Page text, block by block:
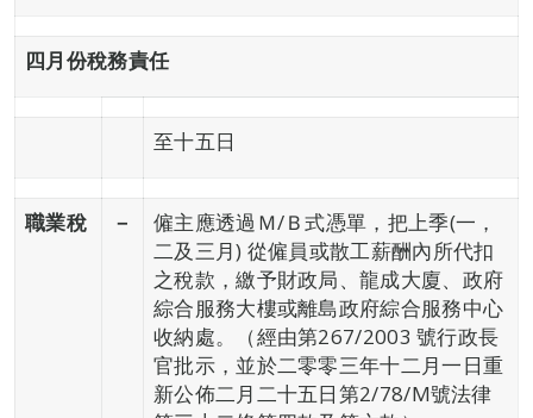
四月份稅務責任
至十五日
職業稅 －
僱主應透過Ｍ/Ｂ式憑單，把上季(一，
二及三月) 從僱員或散工薪酬內所代扣
之稅款，繳予財政局、龍成大廈、政府
綜合服務大樓或離島政府綜合服務中心
收納處。（經由第267/2003 號行政長
官批示，並於二零零三年十二月一日重
新公佈二月二十五日第2/78/M號法律